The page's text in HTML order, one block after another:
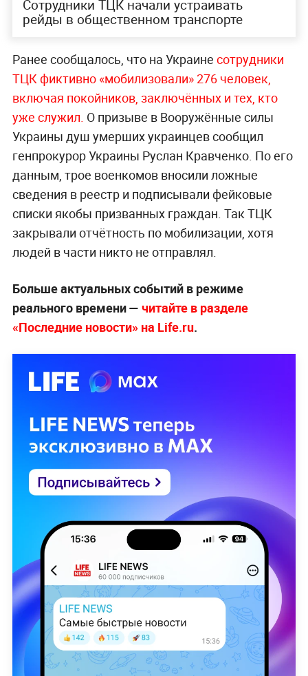
Сотрудники ТЦК начали устраивать
рейды в общественном транспорте
Ранее сообщалось, что на Украине сотрудники
ТЦК фиктивно «мобилизовали» 276 человек,
включая покойников, заключённых и тех, кто
уже служил. О призыве в Вооружённые силы
Украины душ умерших украинцев сообщил
генпрокурор Украины Руслан Кравченко. По его
данным, трое военкомов вносили ложные
сведения в реестр и подписывали фейковые
списки якобы призванных граждан. Так ТЦК
закрывали отчётность по мобилизации, хотя
людей в части никто не отправлял.
Больше актуальных событий в режиме
реального времени — читайте в разделе
«Последние новости» на Life.ru.